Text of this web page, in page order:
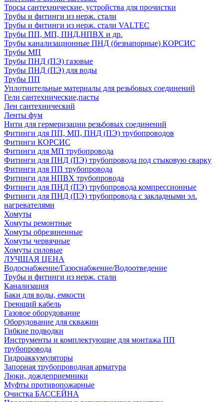
Тросы сантехнические, устройства для прочистки
Трубы и фитинги из нерж. стали
Трубы и фитинги из нерж. стали VALTEC
Трубы ПП, МП, ПНД,НПВХ и др.
Трубы канализационные ПНД (безнапорные) КОРСИС
Трубы МП
Трубы ПНД (ПЭ) газовые
Трубы ПНД (ПЭ) для воды
Трубы ПП
Уплотнительные материалы для резьбовых соединений
Гели сантехнические,пасты
Лен сантехнический
Ленты фум
Нити для гермеризации резьбовых соединений
Фитинги для ПП, МП, ПНД (ПЭ) трубопроводов
Фитинги КОРСИС
Фитинги для МП трубопровода
Фитинги для ПНД (ПЭ) трубопровода под стыковую сварку
Фитинги для ПП трубопровода
Фитинги для НПВХ трубопровода
Фитинги для ПНД (ПЭ) трубопровода компрессионные
Фитинги для ПНД (ПЭ) трубопровода с закладными эл.
нагревателями
Хомуты
Хомуты ремонтные
Хомуты обрезиненные
Хомуты червячные
Хомуты силовые
ЛУЧШАЯ ЦЕНА
Водоснабжение/Газоснабжение/Водоотведение
Трубы и фитинги из нерж. стали
Канализация
Баки для воды, емкости
Греющий кабель
Газовое оборудование
Оборудование для скважин
Гибкие подводки
Инструменты и комплектующие для монтажа ПП
трубопровода
Гидроаккумуляторы
Запорная трубопроводная арматура
Люки, дождеприемники
Муфты противопожарные
Очистка БАССЕЙНА